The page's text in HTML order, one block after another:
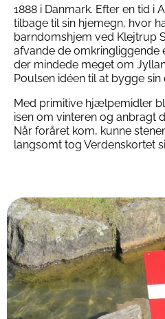
1888 i Danmark. Efter en tid i
tilbage til sin hjemegn, hvor
barndomshjem ved Klejtrup
afvande de omkringliggende
der mindede meget om
Poulsen idéen til at bygge sin
Med primitive hjælpemidler
isen om vinteren og anbragt
Når foråret kom, kunne
langsomt tog Verdenskortet